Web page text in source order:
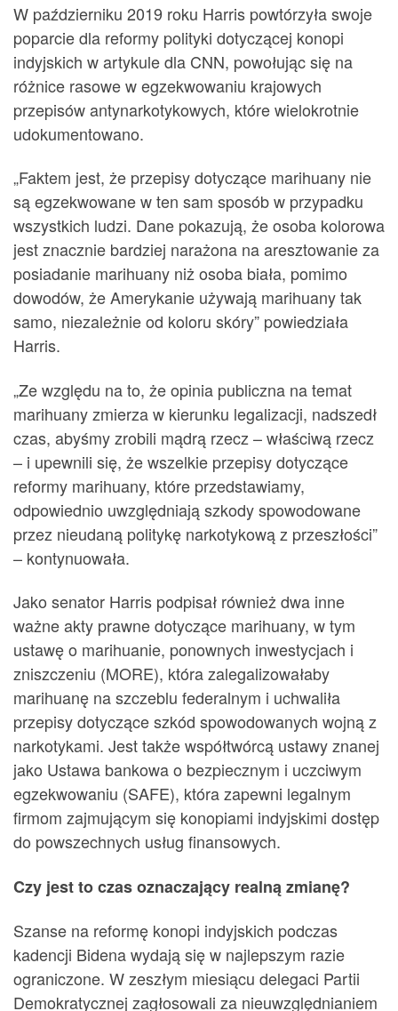
W październiku 2019 roku Harris powtórzyła swoje
poparcie dla reformy polityki dotyczącej konopi
indyjskich w artykule dla CNN, powołując się na
różnice rasowe w egzekwowaniu krajowych
przepisów antynarkotykowych, które wielokrotnie
udokumentowano.
„Faktem jest, że przepisy dotyczące marihuany nie
są egzekwowane w ten sam sposób w przypadku
wszystkich ludzi. Dane pokazują, że osoba kolorowa
jest znacznie bardziej narażona na aresztowanie za
posiadanie marihuany niż osoba biała, pomimo
dowodów, że Amerykanie używają marihuany tak
samo, niezależnie od koloru skóry” powiedziała
Harris.
„Ze względu na to, że opinia publiczna na temat
marihuany zmierza w kierunku legalizacji, nadszedł
czas, abyśmy zrobili mądrą rzecz – właściwą rzecz
– i upewnili się, że wszelkie przepisy dotyczące
reformy marihuany, które przedstawiamy,
odpowiednio uwzględniają szkody spowodowane
przez nieudaną politykę narkotykową z przeszłości”
– kontynuowała.
Jako senator Harris podpisał również dwa inne
ważne akty prawne dotyczące marihuany, w tym
ustawę o marihuanie, ponownych inwestycjach i
zniszczeniu (MORE), która zalegalizowałaby
marihuanę na szczeblu federalnym i uchwaliła
przepisy dotyczące szkód spowodowanych wojną z
narkotykami. Jest także współtwórcą ustawy znanej
jako Ustawa bankowa o bezpiecznym i uczciwym
egzekwowaniu (SAFE), która zapewni legalnym
firmom zajmującym się konopiami indyjskimi dostęp
do powszechnych usług finansowych.
Czy jest to czas oznaczający realną zmianę?
Szanse na reformę konopi indyjskich podczas
kadencji Bidena wydają się w najlepszym razie
ograniczone. W zeszłym miesiącu delegaci Partii
Demokratycznej zagłosowali za nieuwzględnianiem